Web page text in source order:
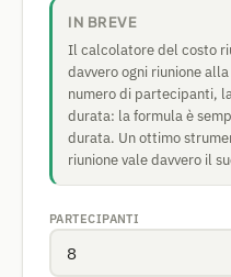
IN BREVE
Il calcolatore del costo
davvero ogni riunione
numero di partecipanti,
durata: la formula è
durata. Un ottimo
riunione vale davvero il
PARTECIPANTI